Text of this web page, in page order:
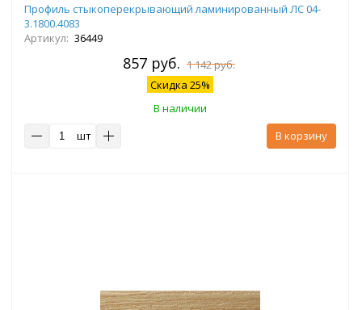
Профиль стыкоперекрывающий ламинированный ЛС 04-
3.1800.4083
Артикул: 36449
857 руб. 1 142 руб.
Скидка 25%
В наличии
шт
В корзину